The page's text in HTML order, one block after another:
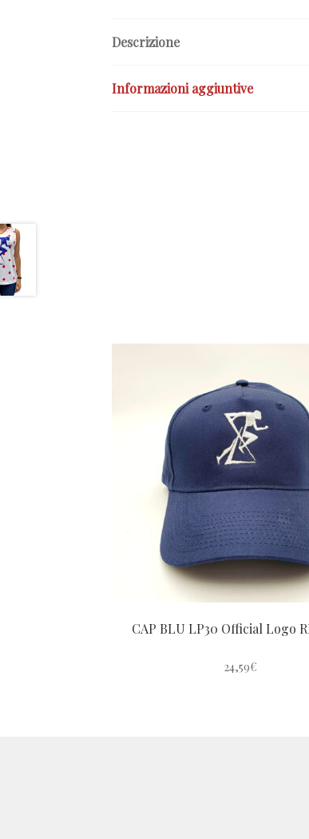
Descrizione
Informazioni aggiuntive
CAP BLU LP30 Official Logo
24,59€